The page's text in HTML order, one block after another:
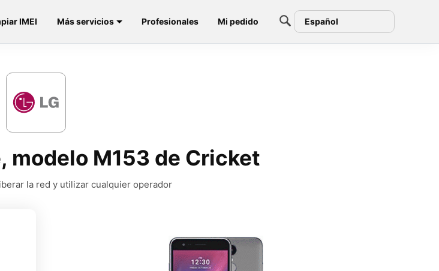
IMEI Más servicios Profesionales Mi pedido Español
modelo M153 de Cricket
la red y utilizar cualquier operador